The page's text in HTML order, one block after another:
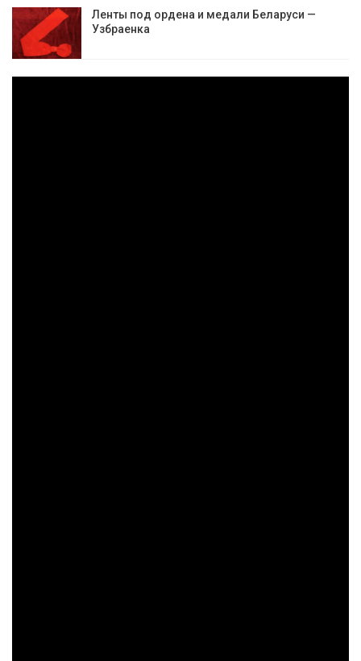
Ленты под ордена и медали Беларуси —
Узбраенка